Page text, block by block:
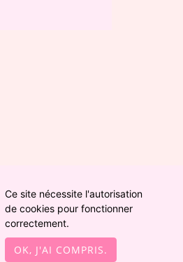
Ce site nécessite l'autorisation
de cookies pour fonctionner
correctement.
OK, J'AI COMPRIS.